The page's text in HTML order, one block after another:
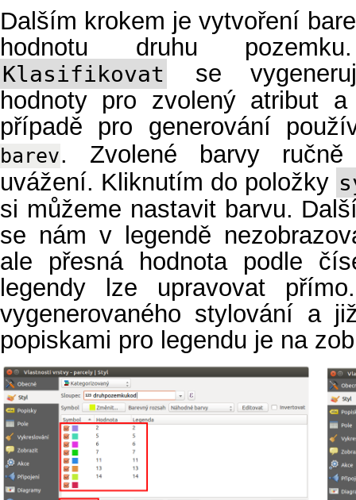
Dalším krokem je vytvoření
hodnotu druhu
Klasifikovat
se
hodnoty pro zvolený atribut
případě pro generování
barev. Zvolené barvy
uvážení. Kliknutím do položky
si můžeme nastavit barvu.
se nám v legendě
ale přesná hodnota podle
legendy lze upravovat
vygenerovaného stylování a
popiskami pro legendu je na